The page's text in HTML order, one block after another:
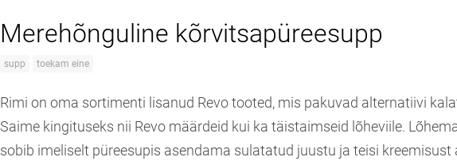
Merehõnguline kõrvitsapüreesupp
supp toekam eine
Rimi on oma sortimenti lisanud Revo tooted, mis pakuvad alternatiivi
Saime kingituseks nii Revo määrdeid kui ka täistaimseid lõheviile.
sobib imeliselt püreesupis asendama sulatatud juustu ja teisi kreemisust